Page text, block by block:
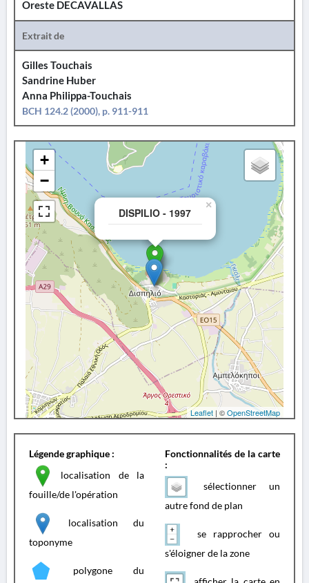
Oreste DECAVALLAS
Extrait de
Gilles Touchais
Sandrine Huber
Anna Philippa-Touchais
BCH 124.2 (2000), p. 911-911
DISPILIO - 1997
×
+
−
Leaflet | ©OpenStreetMap
Légende graphique :
localisation de la
fouille/de l'opération
localisation du
toponyme
polygone du
Fonctionnalités de la carte
:
sélectionner un
autre fond de plan
se rapprocher ou
s'éloigner de la zone